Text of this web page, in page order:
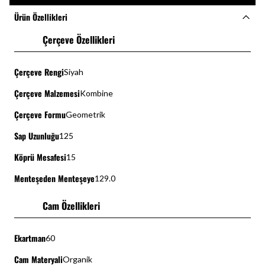
Ürün Özellikleri
Çerçeve Özellikleri
Çerçeve RengiSiyah
Çerçeve MalzemesiKombine
Çerçeve FormuGeometrik
Sap Uzunluğu125
Köprü Mesafesi15
Menteşeden Menteşeye129.0
Cam Özellikleri
Ekartman60
Cam MateryaliOrganik